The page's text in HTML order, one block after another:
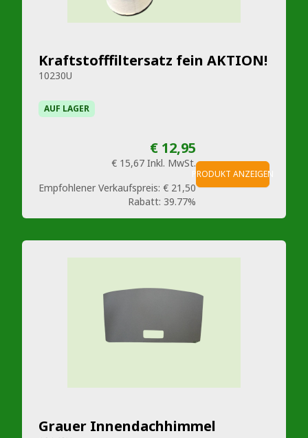
Kraftstofffiltersatz fein AKTION!
10230U
AUF LAGER
€ 12,95
€ 15,67 Inkl. MwSt.
Empfohlener Verkaufspreis: € 21,50
Rabatt: 39.77%
PRODUKT ANZEIGEN
Grauer Innendachhimmel